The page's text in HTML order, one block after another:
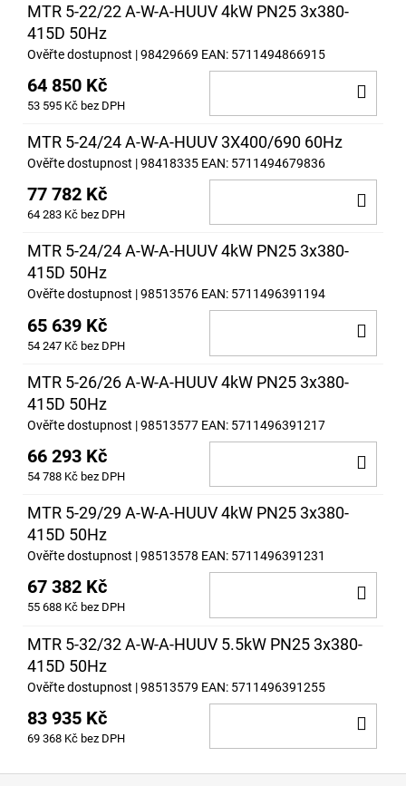
MTR 5-22/22 A-W-A-HUUV 4kW PN25 3x380-
415D 50Hz
Ověřte dostupnost | 98429669 EAN: 5711494866915
64 850 Kč
53 595 Kč bez DPH
MTR 5-24/24 A-W-A-HUUV 3X400/690 60Hz
Ověřte dostupnost | 98418335 EAN: 5711494679836
77 782 Kč
64 283 Kč bez DPH
MTR 5-24/24 A-W-A-HUUV 4kW PN25 3x380-
415D 50Hz
Ověřte dostupnost | 98513576 EAN: 5711496391194
65 639 Kč
54 247 Kč bez DPH
MTR 5-26/26 A-W-A-HUUV 4kW PN25 3x380-
415D 50Hz
Ověřte dostupnost | 98513577 EAN: 5711496391217
66 293 Kč
54 788 Kč bez DPH
MTR 5-29/29 A-W-A-HUUV 4kW PN25 3x380-
415D 50Hz
Ověřte dostupnost | 98513578 EAN: 5711496391231
67 382 Kč
55 688 Kč bez DPH
MTR 5-32/32 A-W-A-HUUV 5.5kW PN25 3x380-
415D 50Hz
Ověřte dostupnost | 98513579 EAN: 5711496391255
83 935 Kč
69 368 Kč bez DPH